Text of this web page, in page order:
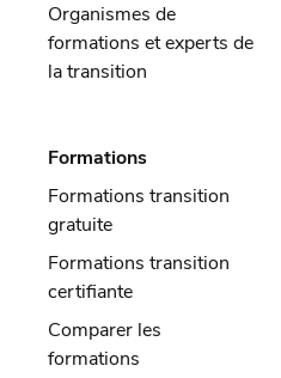
Organismes de
formations et experts de
la transition
Formations
Formations transition
gratuite
Formations transition
certifiante
Comparer les
formations